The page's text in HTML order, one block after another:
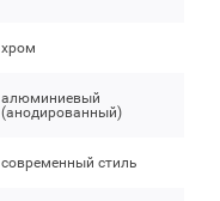
хром
алюминиевый
(анодированный)
современный стиль